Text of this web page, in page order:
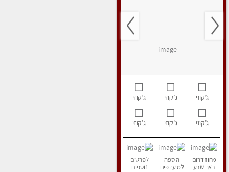
ג’קוזי ג’קוזי ג’קוזי
ג’קוזי ג’קוזי ג’קוזי
מחוז דרום
באר שבע
הוספה
למועדפים
לפרטים
נוספים